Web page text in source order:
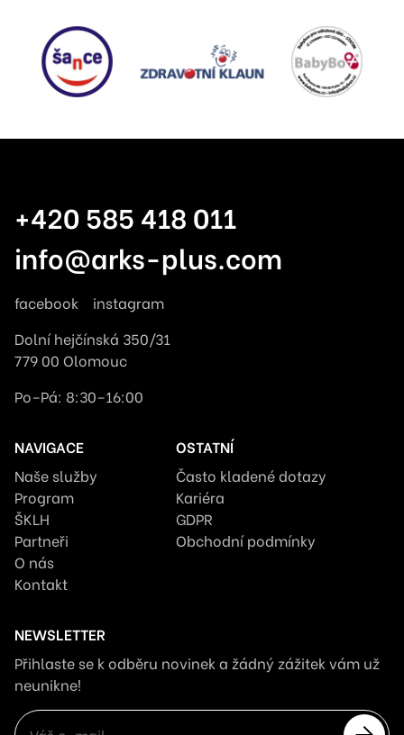
+420 585 418 011
info@arks-plus.com
facebook
instagram
Dolní hejčínská 350/31
779 00 Olomouc
Po–Pá: 8:30–16:00
NAVIGACE
Naše služby
Program
ŠKLH
Partneři
O nás
Kontakt
OSTATNÍ
Často kladené dotazy
Kariéra
GDPR
Obchodní podmínky
NEWSLETTER
Přihlaste se k odběru novinek a žádný zážitek vám už
neunikne!